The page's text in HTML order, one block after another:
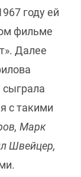
году ей
фильме
Далее
сыграла
с такими
Марк
Швейцер,